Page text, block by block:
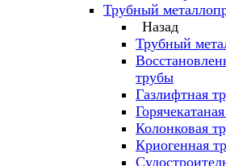
Трубный
Назад
Трубный
трубы
Газлифтная
Колонковая
Криогенная